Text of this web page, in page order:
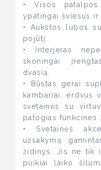
• Visos
ypatingai šviesus ir
• Aukštos lubos
pojūtį.
• Interjeras
skoningai
dvasią.
• Būstas gerai
kambariai, erdvus
svetainės su
patogias funkcines
• Svetainės
užsakymą
židinys. Jis ne tik
puikiai laiko